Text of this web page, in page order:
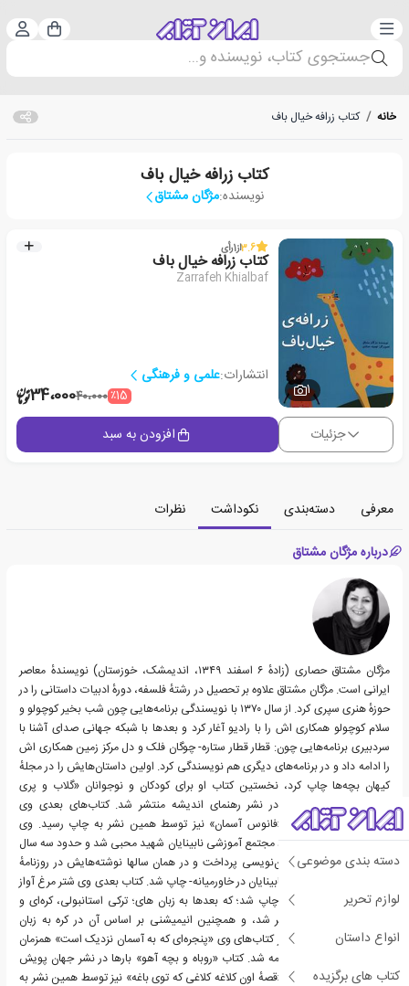
دسته‌بندی سبد
جستجوی کتاب، نویسنده و...
دسته بندی موضوعی
لوازم تحریر
انواع داستان
کتاب های برگزیده
خانه / کتاب زرافه خیال باف
کتاب زرافه خیال باف
نویسنده:مژگان مشتاق
1
3.6از1رأی
کتاب زرافه خیال باف
Zarrafeh Khialbaf
انتشارات:علمی و فرهنگی
٪1540،00034،000
جزئیات افزودن به سبد
معرفی دسته‌بندی نکوداشت
نظرات
درباره مژگان مشتاق
مژگان مشتاق حصاری (زادهٔ ۶ اسفند ۱۳۴۹، اندیمشک، خوزستان) نویسندهٔ معاصر
ایرانی است. مژگان مشتاق علاوه بر تحصیل در رشتهٔ فلسفه، دورهٔ ادبیات داستانی را در
حوزهٔ هنری سپری کرد. از سال ۱۳۷۰ با نویسندگی برنامه‌هایی چون شب بخیر کوچولو و
سلام کوچولو همکاری اش را با رادیو آغار کرد و بعدها با شبکه جهانی صدای آشنا با
سردبیری برنامه‌هایی چون: قطار قطار ستاره- چوگان فلک و دل مرکز زمین همکاری اش
را ادامه داد و در برنامه‌های دیگری هم نویسندگی کرد. اولین داستان‌هایش را در مجلهٔ
کیهان بچه‌ها چاپ کرد، نخستین کتاب او برای کودکان و نوجوانان «گلاب و پری
دریایی» به سال ۱۳۷۴ در نشر رهنمای اندیشه منتشر شد. کتاب‌های بعدی وی
«گوشهای آقا خرسه» و «فانوس آسمان» نیز توسط همین نشر به چاپ رسید. وی
همچنین از سال ۱۳۷۸وارد مجتمع آموزشی نابینایان شهید محبی شد و حدود سه سال
در آنجا به تدریس داستان‌نویسی پرداخت و در همان سالها نوشته‌هایش در روزنامهٔ
ایران سپید -تنها روزنامهٔ نابینایان در خاورمیانه- چاپ شد. کتاب بعدی وی شتر مرغ آواز
خوان توسط نشر شباویز چاپ شد؛ که بعدها به زبان های؛ ترکی استانبولی، کره‌ای و
چینی نیز ترجمه و منتشر شد، و همچنین انیمیشنی بر اساس آن در کره به زبان
انگلیسی ساخته شد. دیگر کتاب‌های وی «پنجره‌ای که به آسمان نزدیک است» همزمان
چاپ و به زبان کره‌ای ترجمه شد. کتاب «روباه و بچه آهو» بارها در نشر جهان پویش
تجدید چاپ شد و کتاب «قصهٔ اون کلاغه کلاغی که توی باغه» نیز توسط همین نشر به